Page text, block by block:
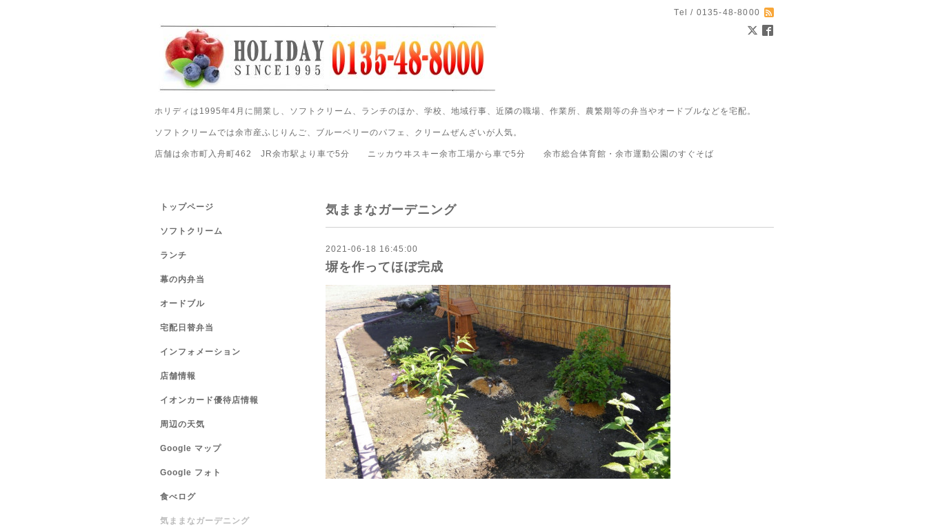
Tel / 0135-48-8000
ホリディは1995年4月に開業し、ソフトクリーム、ランチのほか、学校、地域行事、近隣の職場、作業所、農繁期等の弁当やオードブルなどを宅配。
ソフトクリームでは余市産ふじりんご、ブルーベリーのパフェ、クリームぜんざいが人気。
店舗は余市町入舟町462 JR余市駅より車で5分 ニッカウヰスキー余市工場から車で5分 余市総合体育館・余市運動公園のすぐそば
気ままなガーデニング
2021-06-18 16:45:00
塀を作ってほぼ完成
トップページ
ソフトクリーム
ランチ
幕の内弁当
オードブル
宅配日替弁当
インフォメーション
店舗情報
イオンカード優待店情報
周辺の天気
Google マップ
Google フォト
食べログ
気ままなガーデニング